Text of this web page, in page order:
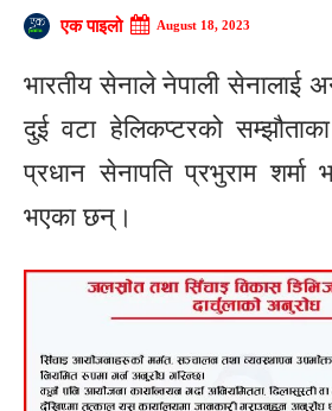
एक पाइलो August 18, 2023
भारतीय सेनाले नेपाली सेनालाई
दुई वटा हेलिकप्टरको
प्रधान सेनापति प्रभुराम शर्मा
भएका छन्।